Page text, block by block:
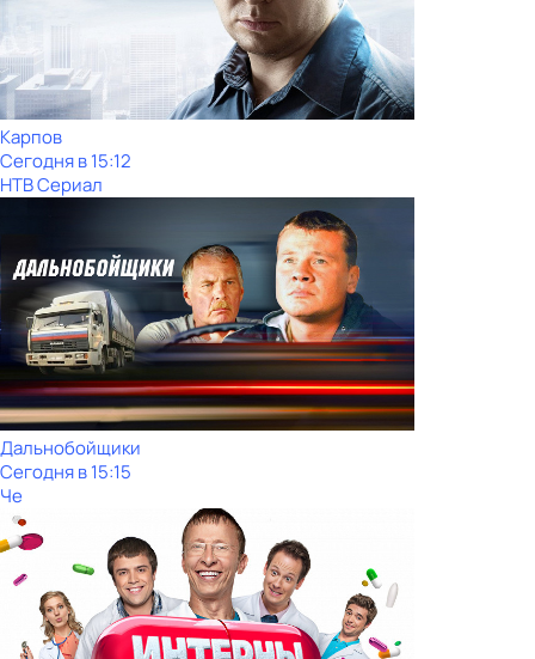
Карпов
Сегодня в 15:12
НТВ Сериал
Дальнобойщики
Сегодня в 15:15
Че